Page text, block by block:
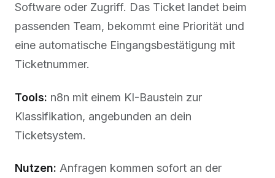
Software oder Zugriff. Das Ticket landet beim
passenden Team, bekommt eine Priorität und
eine automatische Eingangsbestätigung mit
Ticketnummer.
Tools: n8n mit einem KI-Baustein zur
Klassifikation, angebunden an dein
Ticketsystem.
Nutzen: Anfragen kommen sofort an der